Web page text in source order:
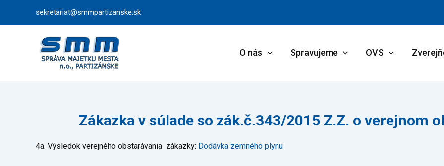
sekretariat@smmpartizanske.sk
O nás Spravujeme OVS
Zákazka v súlade so zák.č.343/2015 Z.Z. o verejnom
4a. Výsledok verejného obstarávania zákazky: Dodávka zemného plynu